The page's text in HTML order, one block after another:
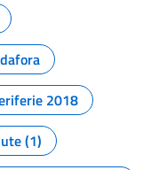
2018
(1)